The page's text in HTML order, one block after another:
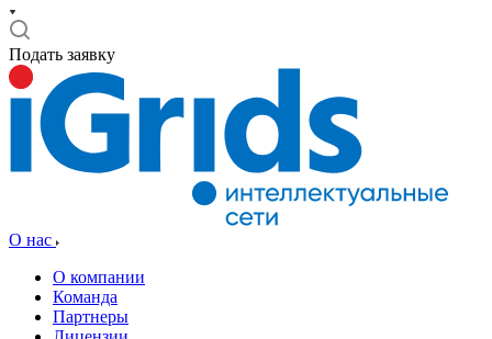
Подать заявку
О нас
О компании
Команда
Партнеры